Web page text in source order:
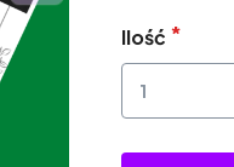
Ilość